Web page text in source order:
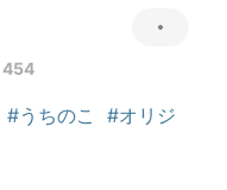
454
#うちのこ
#オリジ